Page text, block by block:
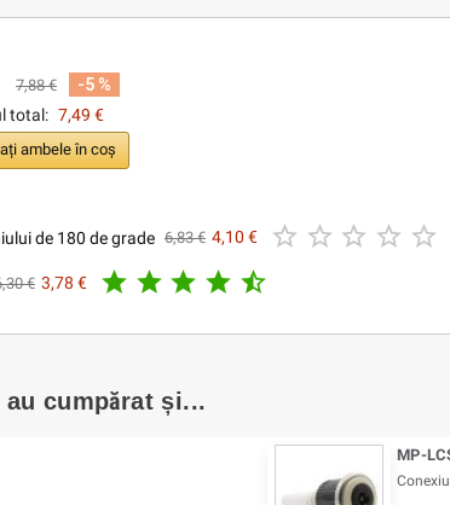
7,88 €
-5 %
total: 7,49 €
ambele în coș
de 180 de grade 6,83 € 4,10 €     
€ 3,78 €     
cumpărat și...
MP-